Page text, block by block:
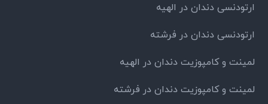
ارتودنسی دندان در الهیه
ارتودنسی دندان در فرشته
لمینت و کامپوزیت دندان در الهیه
لمینت و کامپوزیت دندان در فرشته